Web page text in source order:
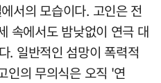
서의 모습이다. 고인은 전
속에서도 밤낮없이 연극 대
. 일반적인 섬망이 폭력적
인의 무의식은 오직 '연